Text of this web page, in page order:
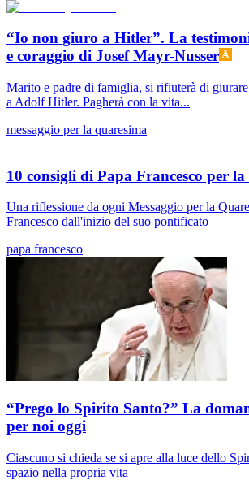
“Io non giuro a Hitler”. La
e coraggio di Josef Mayr-Nusser
Marito e padre di famiglia, si rifiuterà di
a Adolf Hitler. Pagherà con la vita...
messaggio per la quaresima
10 consigli di Papa Francesco per
Una riflessione da ogni Messaggio per la
Francesco dall'inizio del suo pontificato
papa francesco
“Prego lo Spirito Santo?” La
per noi oggi
Ciascuno si chieda se si apre alla luce dello
spazio nella propria vita